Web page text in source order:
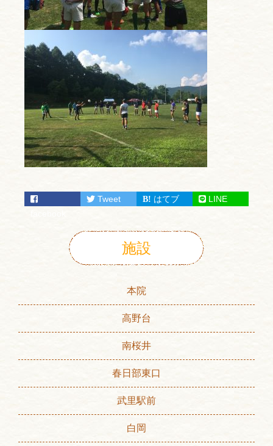
Tweet はてブ LINE
施設
本院
高野台
南桜井
春日部東口
武里駅前
白岡